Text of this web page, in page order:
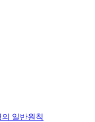
일반원칙